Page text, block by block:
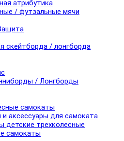
атрибутика
/ футзальные мячи
скейтборда / лонгборда
/ Лонгборды
самокаты
и аксессуары для самоката
детские трехколесные
самокаты